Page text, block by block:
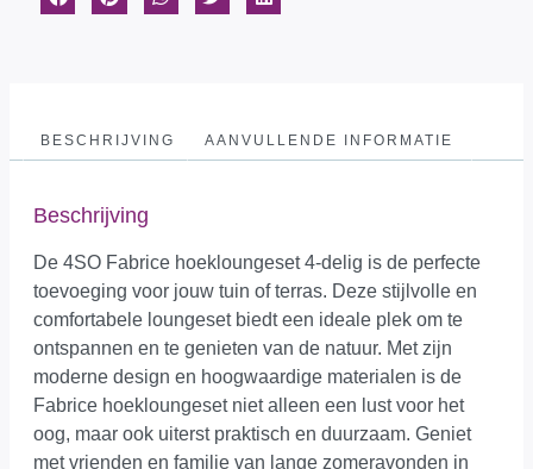
BESCHRIJVING AANVULLENDE INFORMATIE
Beschrijving
De 4SO Fabrice hoekloungeset 4-delig is de perfecte
toevoeging voor jouw tuin of terras. Deze stijlvolle en
comfortabele loungeset biedt een ideale plek om te
ontspannen en te genieten van de natuur. Met zijn
moderne design en hoogwaardige materialen is de
Fabrice hoekloungeset niet alleen een lust voor het
oog, maar ook uiterst praktisch en duurzaam. Geniet
met vrienden en familie van lange zomeravonden in